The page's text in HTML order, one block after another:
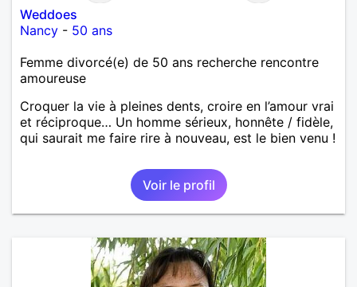
Weddoes
Nancy - 50 ans
Femme divorcé(e) de 50 ans recherche rencontre
amoureuse
Croquer la vie à pleines dents, croire en l’amour vrai
et réciproque… Un homme sérieux, honnête / fidèle,
qui saurait me faire rire à nouveau, est le bien venu !
Voir le profil